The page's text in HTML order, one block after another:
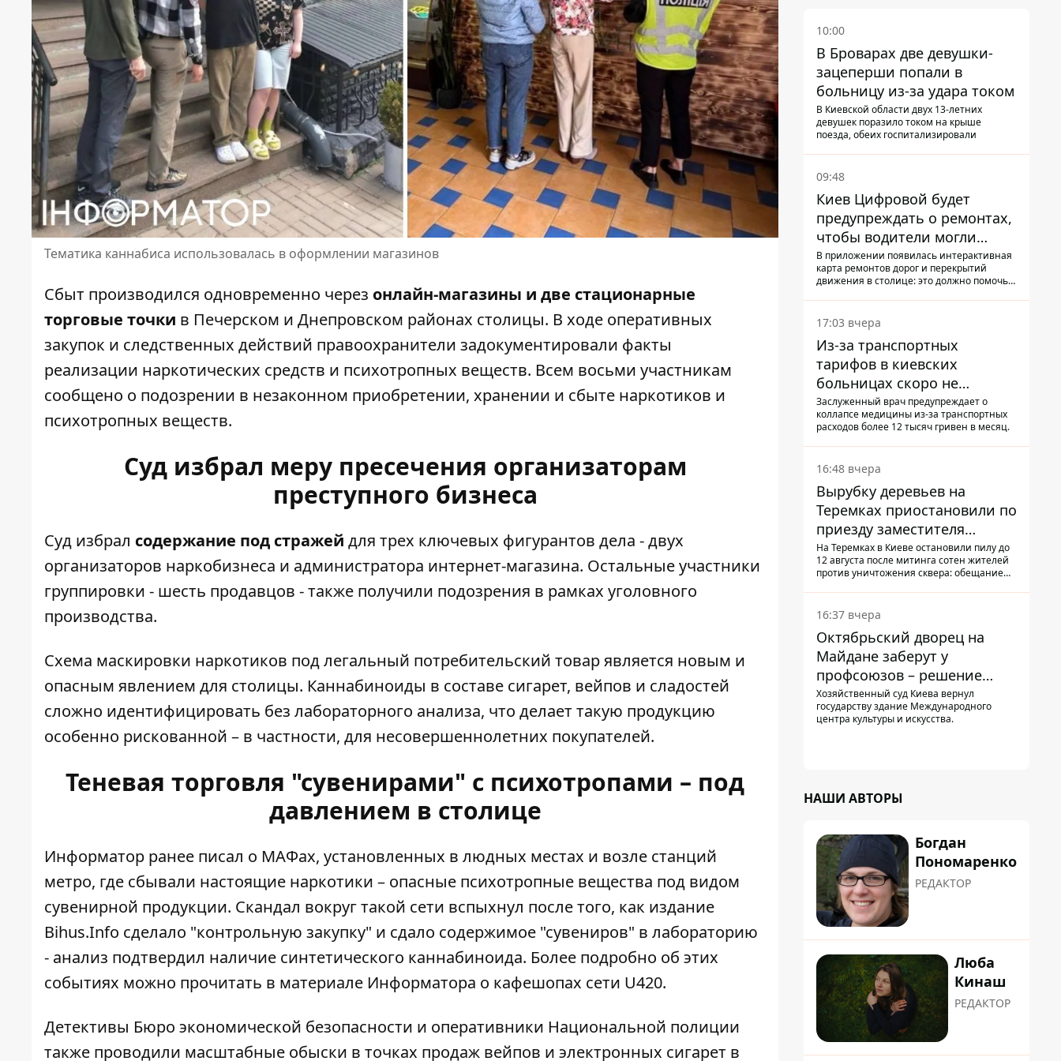
Тематика каннабиса использовалась в оформлении магазинов
Сбыт производился одновременно через онлайн-магазины и две стационарные
торговые точки в Печерском и Днепровском районах столицы. В ходе оперативных
закупок и следственных действий правоохранители задокументировали факты
реализации наркотических средств и психотропных веществ. Всем восьми участникам
сообщено о подозрении в незаконном приобретении, хранении и сбыте наркотиков и
психотропных веществ.
Суд избрал меру пресечения организаторам
преступного бизнеса
Суд избрал содержание под стражей для трех ключевых фигурантов дела - двух
организаторов наркобизнеса и администратора интернет-магазина. Остальные участники
группировки - шесть продавцов - также получили подозрения в рамках уголовного
производства.
Схема маскировки наркотиков под легальный потребительский товар является новым и
опасным явлением для столицы. Каннабиноиды в составе сигарет, вейпов и сладостей
сложно идентифицировать без лабораторного анализа, что делает такую ​​продукцию
особенно рискованной – в частности, для несовершеннолетних покупателей.
Теневая торговля "сувенирами" с психотропами – под
давлением в столице
Информатор ранее писал о МАФах, установленных в людных местах и ​​возле станций
метро, ​​где сбывали настоящие наркотики – опасные психотропные вещества под видом
сувенирной продукции. Скандал вокруг такой сети вспыхнул после того, как издание
Bihus.Info сделало "контрольную закупку" и сдало содержимое "сувениров" в лабораторию
- анализ подтвердил наличие синтетического каннабиноида. Более подробно об этих
событиях можно прочитать в материале Информатора о кафешопах сети U420.
Детективы Бюро экономической безопасности и оперативники Национальной полиции
также проводили масштабные обыски в точках продаж вейпов и электронных сигарет в
10:00
В Броварах две девушки-
зацеперши попали в
больницу из-за удара током
В Киевской области двух 13-летних
девушек поразило током на крыше
поезда, обеих госпитализировали
09:48
Киев Цифровой будет
предупреждать о ремонтах,
чтобы водители могли
избегать участков с
пробками
В приложении появилась интерактивная
карта ремонтов дорог и перекрытий
движения в столице: это должно помочь
попасть в пробку
17:03 вчера
Из-за транспортных
тарифов в киевских
больницах скоро не
останется медсестер и
санитарок - профессор
Заслуженный врач предупреждает о
коллапсе медицины из-за транспортных
расходов более 12 тысяч гривен в месяц.
16:48 вчера
Вырубку деревьев на
Теремках приостановили по
приезду заместителя
Кличко - начался диалог
На Теремках в Киеве остановили пилу до
12 августа после митинга сотен жителей
против уничтожения сквера: обещание
прибывший наладить коммуникацию
16:37 вчера
Октябрьский дворец на
Майдане заберут у
профсоюзов – решение
Хозяйственного суда
Хозяйственный суд Киева вернул
государству здание Международного
центра культуры и искусства.
НАШИ АВТОРЫ
Богдан
Пономаренко
РЕДАКТОР
Люба
Кинаш
РЕДАКТОР